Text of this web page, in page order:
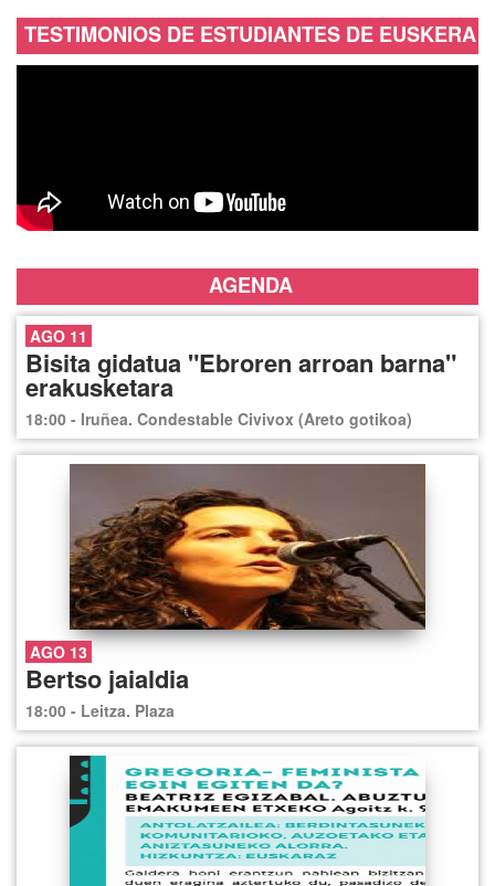
TESTIMONIOS DE ESTUDIANTES DE EUSKERA
AGENDA
AGO 11
Bisita gidatua "Ebroren arroan barna"
erakusketara
18:00 - Iruñea. Condestable Civivox (Areto gotikoa)
AGO 13
Bertso jaialdia
18:00 - Leitza. Plaza